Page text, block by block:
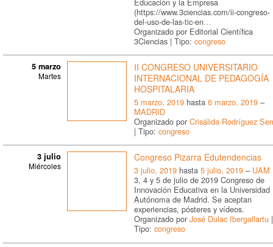
(https://www.3ciencias.com/ii-congreso-
del-uso-de-las-tic-en…
Organizado por Editorial Científica
3Ciencias | Tipo: congreso
5 marzo
Martes
II CONGRESO UNIVERSITARIO
INTERNACIONAL DE PEDAGOGÍA
HOSPITALARIA
5 marzo, 2019 hasta 6 marzo, 2019 –
MADRID
Organizado por Crisálida Rodríguez
| Tipo: congreso
3 julio
Miércoles
Congreso Pizarra Edutendencias
3 julio, 2019 hasta 5 julio, 2019 – UAM
3, 4 y 5 de julio de 2019 Congreso de
Innovación Educativa en la Universidad
Autónoma de Madrid. Se aceptan
experiencias, pósteres y vídeos.
Organizado por José Dulac Ibergallartu |
Tipo: congreso